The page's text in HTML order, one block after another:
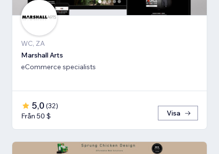
WC, ZA
Marshall Arts
eCommerce specialists
5,0 (32)
Från 50 $
Visa